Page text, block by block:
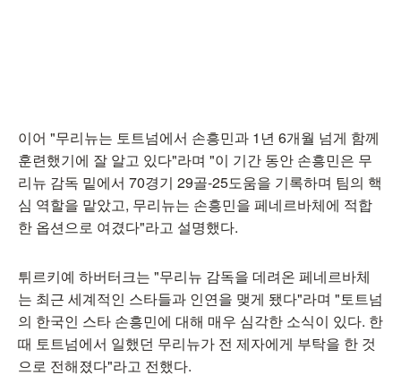
이어 "무리뉴는 토트넘에서 손흥민과 1년 6개월 넘게 함께
훈련했기에 잘 알고 있다"라며 "이 기간 동안 손흥민은 무
리뉴 감독 밑에서 70경기 29골-25도움을 기록하며 팀의 핵
심 역할을 맡았고, 무리뉴는 손흥민을 페네르바체에 적합
한 옵션으로 여겼다"라고 설명했다.
튀르키예 하버터크는 "무리뉴 감독을 데려온 페네르바체
는 최근 세계적인 스타들과 인연을 맺게 됐다"라며 "토트넘
의 한국인 스타 손흥민에 대해 매우 심각한 소식이 있다. 한
때 토트넘에서 일했던 무리뉴가 전 제자에게 부탁을 한 것
으로 전해졌다"라고 전했다.